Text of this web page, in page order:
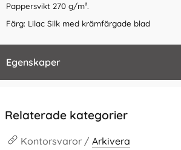
Pappersvikt 270 g/m².
Färg: Lilac Silk med krämfärgade blad
Egenskaper
Relaterade kategorier
Kontorsvaror / Arkivera